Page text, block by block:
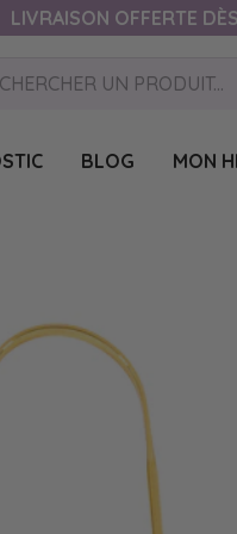
LIVRAISON OFFERTE
BLOG MON